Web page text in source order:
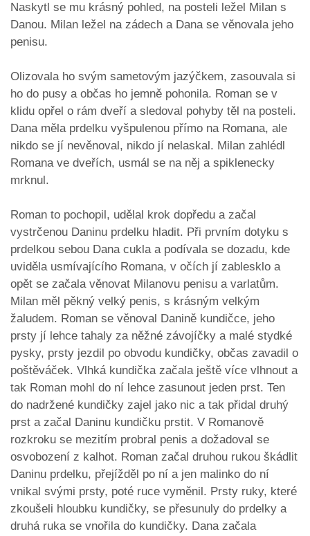
Naskytl se mu krásný pohled, na posteli ležel Milan s
Danou. Milan ležel na zádech a Dana se věnovala jeho
penisu.
Olizovala ho svým sametovým jazýčkem, zasouvala si
ho do pusy a občas ho jemně pohonila. Roman se v
klidu opřel o rám dveří a sledoval pohyby těl na posteli.
Dana měla prdelku vyšpulenou přímo na Romana, ale
nikdo se jí nevěnoval, nikdo jí nelaskal. Milan zahlédl
Romana ve dveřích, usmál se na něj a spiklenecky
mrknul.
Roman to pochopil, udělal krok dopředu a začal
vystrčenou Daninu prdelku hladit. Při prvním dotyku s
prdelkou sebou Dana cukla a podívala se dozadu, kde
uviděla usmívajícího Romana, v očích jí zablesklo a
opět se začala věnovat Milanovu penisu a varlatům.
Milan měl pěkný velký penis, s krásným velkým
žaludem. Roman se věnoval Danině kundičce, jeho
prsty jí lehce tahaly za něžné závojíčky a malé stydké
pysky, prsty jezdil po obvodu kundičky, občas zavadil o
poštěváček. Vlhká kundička začala ještě více vlhnout a
tak Roman mohl do ní lehce zasunout jeden prst. Ten
do nadržené kundičky zajel jako nic a tak přidal druhý
prst a začal Daninu kundičku prstit. V Romanově
rozkroku se mezitím probral penis a dožadoval se
osvobození z kalhot. Roman začal druhou rukou škádlit
Daninu prdelku, přejížděl po ní a jen malinko do ní
vnikal svými prsty, poté ruce vyměnil. Prsty ruky, které
zkoušeli hloubku kundičky, se přesunuly do prdelky a
druhá ruka se vnořila do kundičky. Dana začala